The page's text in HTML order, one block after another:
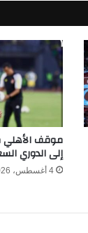
موقف الأهلي
إلى الدوري
4 أغسطس، 2026